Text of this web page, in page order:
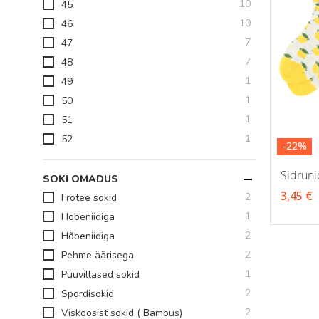
-22%
3,45 €
45
10toodet
46
10toodet
47
7toodet
48
7toodet
49
1
50
1
51
1
52
1
SOKI OMADUS
Frotee sokid
2toodet
Hobeniidiga
1
Hõbeniidiga
2toodet
Pehme äärisega
2toodet
Puuvillased sokid
1
Spordisokid
2toodet
Viskoosist sokid ( Bambus)
2toodet